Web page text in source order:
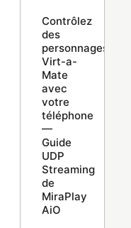
Contrôlez
des
personnages
Virt-a-
Mate
avec
votre
téléphone
—
Guide
UDP
Streaming
de
MiraPlay
AiO